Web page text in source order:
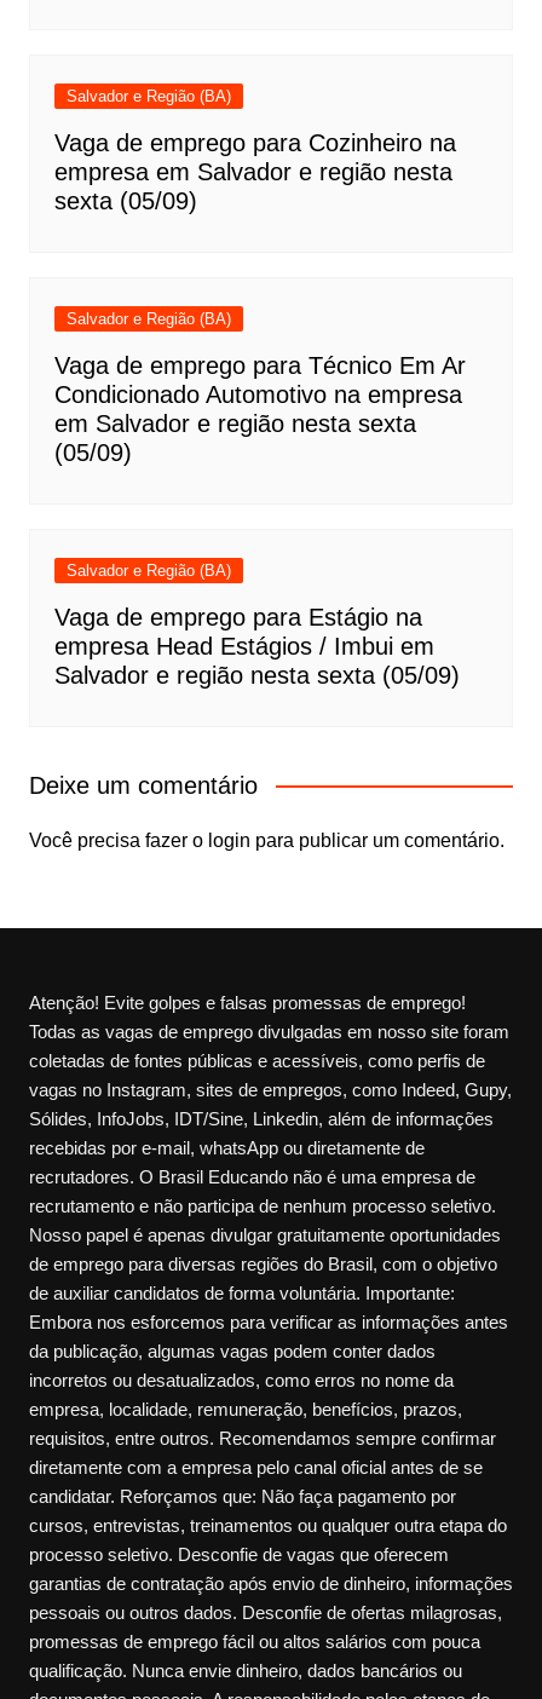
Salvador e Região (BA)
Vaga de emprego para Cozinheiro na
empresa em Salvador e região nesta
sexta (05/09)
Salvador e Região (BA)
Vaga de emprego para Técnico Em Ar
Condicionado Automotivo na empresa
em Salvador e região nesta sexta
(05/09)
Salvador e Região (BA)
Vaga de emprego para Estágio na
empresa Head Estágios / Imbui em
Salvador e região nesta sexta (05/09)
Deixe um comentário
Você precisa fazer o login para publicar um comentário.
Atenção! Evite golpes e falsas promessas de emprego!
Todas as vagas de emprego divulgadas em nosso site foram
coletadas de fontes públicas e acessíveis, como perfis de
vagas no Instagram, sites de empregos, como Indeed, Gupy,
Sólides, InfoJobs, IDT/Sine, Linkedin, além de informações
recebidas por e-mail, whatsApp ou diretamente de
recrutadores. O Brasil Educando não é uma empresa de
recrutamento e não participa de nenhum processo seletivo.
Nosso papel é apenas divulgar gratuitamente oportunidades
de emprego para diversas regiões do Brasil, com o objetivo
de auxiliar candidatos de forma voluntária. Importante:
Embora nos esforcemos para verificar as informações antes
da publicação, algumas vagas podem conter dados
incorretos ou desatualizados, como erros no nome da
empresa, localidade, remuneração, benefícios, prazos,
requisitos, entre outros. Recomendamos sempre confirmar
diretamente com a empresa pelo canal oficial antes de se
candidatar. Reforçamos que: Não faça pagamento por
cursos, entrevistas, treinamentos ou qualquer outra etapa do
processo seletivo. Desconfie de vagas que oferecem
garantias de contratação após envio de dinheiro, informações
pessoais ou outros dados. Desconfie de ofertas milagrosas,
promessas de emprego fácil ou altos salários com pouca
qualificação. Nunca envie dinheiro, dados bancários ou